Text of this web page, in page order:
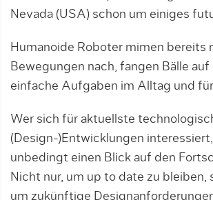
Nevada (USA) schon um einiges
Humanoide Roboter mimen bereits
Bewegungen nach, fangen Bälle
einfache Aufgaben im Alltag und
Wer sich für aktuellste
(Design-)Entwicklungen
unbedingt einen Blick auf den
Nicht nur, um up to date zu bleiben,
um zukünftige